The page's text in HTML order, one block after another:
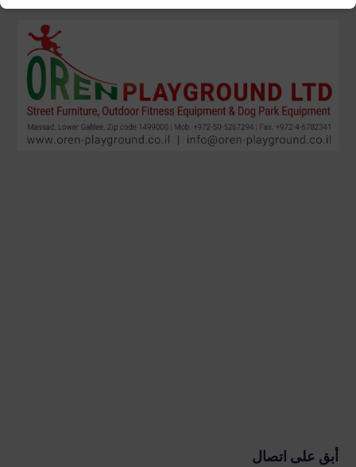
أبق على اتصال